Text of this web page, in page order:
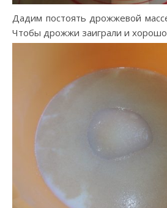
Дадим постоять дрожжевой
Чтобы дрожжи заиграли и хорошо